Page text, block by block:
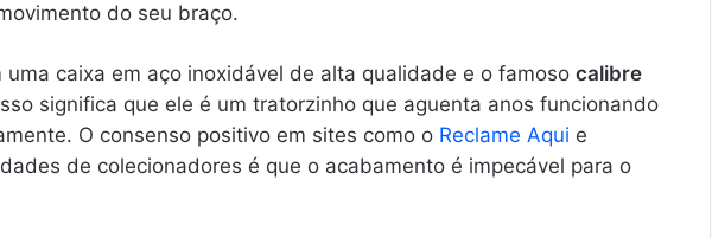
do seu braço.
uma caixa em aço inoxidável de alta qualidade e o famoso calibre
significa que ele é um tratorzinho que aguenta anos funcionando
O consenso positivo em sites como o Reclame Aqui e
de colecionadores é que o acabamento é impecável para o